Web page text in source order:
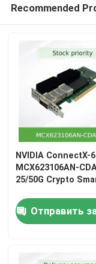
Крайний
Лицензия
Точки
Aruba Wireless
Recommended
NVIDIA ConnectX-
MCX623106AN-
25/50G Crypto
Отправить